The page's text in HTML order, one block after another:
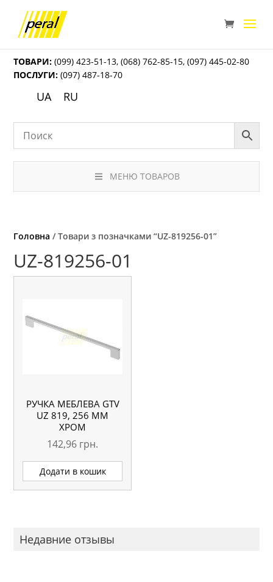
ТОВАРИ: (099) 423-51-13,(068) 762-85-15,(097) 445-02-80
ПОСЛУГИ: (097) 487-18-70
UA RU
МЕНЮ ТОВАРОВ
Головна / Товари з позначками “UZ-819256-01”
UZ-819256-01
РУЧКА МЕБЛЕВА GTV
UZ 819, 256 ММ
ХРОМ
142,96 грн.
Додати в кошик
Недавние отзывы